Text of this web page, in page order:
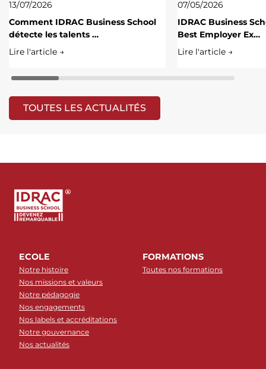
13/07/2026
Comment IDRAC Business School
détecte les talents …
Lire l'article →
07/05/2026
IDRAC Business
Best Employer Ex…
Lire l'article →
TOUTES LES ACTUALITÉS
ECOLE
Notre histoire
Nos missions et valeurs
Notre pédagogie
Nos engagements
Nos labels et accréditations
Notre gouvernance
Nos actualités
FORMATIONS
Toutes nos formations